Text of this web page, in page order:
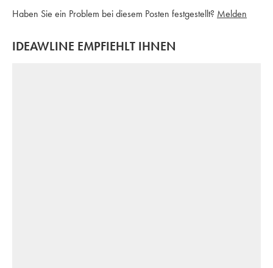
Haben Sie ein Problem bei diesem Posten festgestellt? Melden
IDEAWLINE EMPFIEHLT IHNEN